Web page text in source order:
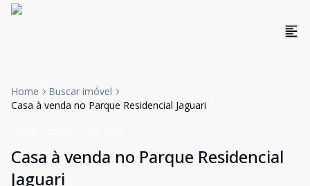
Home
Buscar imóvel
Casa à venda no Parque Residencial Jaguari
Casa à venda no Parque Residencial
Jaguari